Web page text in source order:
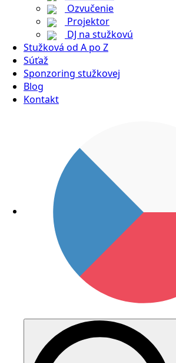
Ozvučenie
Projektor
DJ na stužkovú
Stužková od A po Z
Súťaž
Sponzoring stužkovej
Blog
Kontakt